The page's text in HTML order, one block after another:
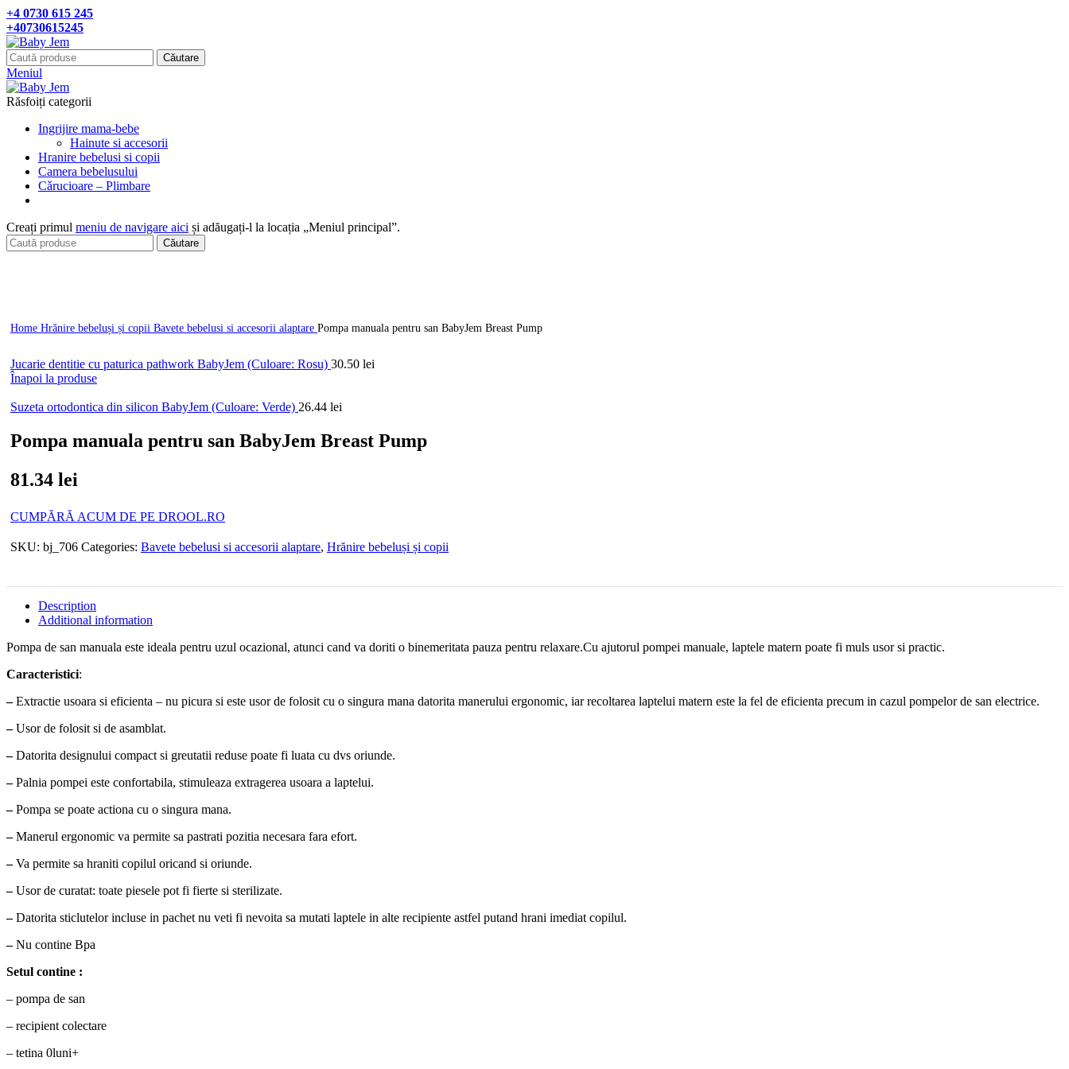
+4 0730 615 245
+40730615245
Căutare
Meniul
Răsfoiți categorii
Ingrijire mama-bebe
Hainute si accesorii
Hranire bebelusi si copii
Camera bebelusului
Cǎrucioare – Plimbare
Creați primul meniu de navigare aici și adăugați-l la locația „Meniul principal”.
Căutare
Home Hrănire bebeluși și copii Bavete bebelusi si accesorii alaptare Pompa manuala pentru san BabyJem Breast Pump
Jucarie dentitie cu paturica pathwork BabyJem (Culoare: Rosu) 30.50 lei
Înapoi la produse
Suzeta ortodontica din silicon BabyJem (Culoare: Verde) 26.44 lei
Pompa manuala pentru san BabyJem Breast Pump
81.34 lei
CUMPĂRĂ ACUM DE PE DROOL.RO
SKU: bj_706 Categories: Bavete bebelusi si accesorii alaptare, Hrănire bebeluși și copii
Description
Additional information
Pompa de san manuala este ideala pentru uzul ocazional, atunci cand va doriti o binemeritata pauza pentru relaxare.Cu ajutorul pompei manuale, laptele matern poate fi muls usor si practic.
Caracteristici:
–Extractie usoara si eficienta – nu picura si este usor de folosit cu o singura mana datorita manerului ergonomic, iar recoltarea laptelui matern este la fel de eficienta precum in cazul pompelor de san electrice.
–Usor de folosit si de asamblat.
–Datorita designului compact si greutatii reduse poate fi luata cu dvs oriunde.
–Palnia pompei este confortabila, stimuleaza extragerea usoara a laptelui.
–Pompa se poate actiona cu o singura mana.
–Manerul ergonomic va permite sa pastrati pozitia necesara fara efort.
–Va permite sa hraniti copilul oricand si oriunde.
–Usor de curatat: toate piesele pot fi fierte si sterilizate.
–Datorita sticlutelor incluse in pachet nu veti fi nevoita sa mutati laptele in alte recipiente astfel putand hrani imediat copilul.
–Nu contine Bpa
Setul contine :
– pompa de san
– recipient colectare
– tetina 0luni+